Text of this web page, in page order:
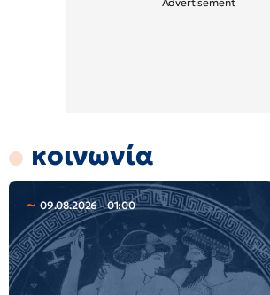
κοινωνία
09.08.2026 - 01:00